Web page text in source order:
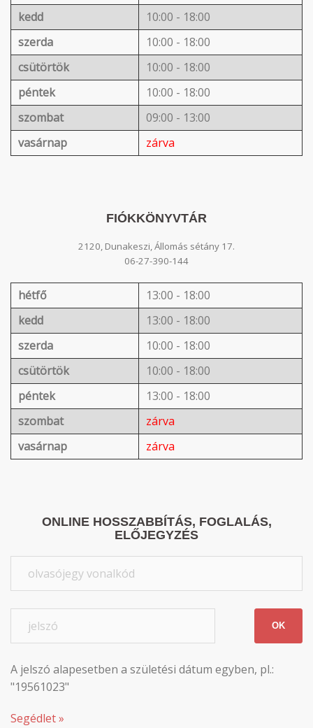
kedd
10:00 - 18:00
szerda
10:00 - 18:00
csütörtök
10:00 - 18:00
péntek
10:00 - 18:00
szombat
09:00 - 13:00
vasárnap
zárva
FIÓKKÖNYVTÁR
2120, Dunakeszi, Állomás sétány 17.
06-27-390-144
hétfő
13:00 - 18:00
kedd
13:00 - 18:00
szerda
10:00 - 18:00
csütörtök
10:00 - 18:00
péntek
13:00 - 18:00
szombat
zárva
vasárnap
zárva
ONLINE HOSSZABBÍTÁS, FOGLALÁS,
ELŐJEGYZÉS
OK
A jelszó alapesetben a születési dátum egyben, pl.:
"19561023"
Segédlet »